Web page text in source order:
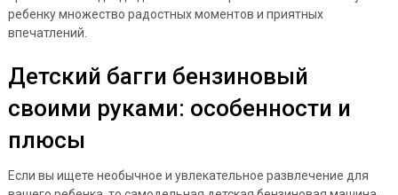
ребенку множество радостных моментов и приятных
впечатлений.
Детский багги бензиновый
своими руками: особенности и
плюсы
Если вы ищете необычное и увлекательное развлечение для